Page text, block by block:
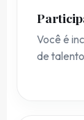
Você é
de